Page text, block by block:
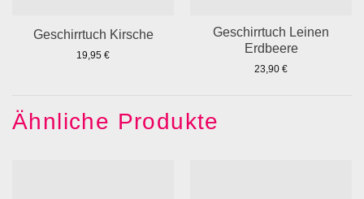
Geschirrtuch Kirsche
19,95 €
Geschirrtuch Leinen
Erdbeere
23,90 €
Ähnliche Produkte